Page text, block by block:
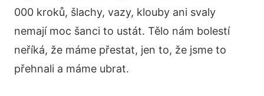
000 kroků, šlachy, vazy, klouby ani svaly
nemají moc šanci to ustát. Tělo nám bolestí
neříká, že máme přestat, jen to, že jsme to
přehnali a máme ubrat.